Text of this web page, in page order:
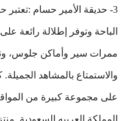
3- حديقة الأمير حسام :تعتبر
الباحة وتوفر إطلالة رائعة
ممرات سير وأماكن جلوس،
والاستمتاع بالمشاهد
على مجموعة كبيرة من